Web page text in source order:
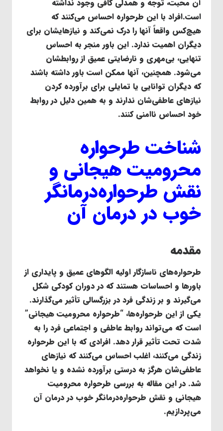
آن محبت، توجه و همدلی کافی وجود نداشته
است.افراد با این طرحواره احساس می‌کنند که
هیچ‌کس واقعاً آنها را درک نمی‌کند و نیازهایشان برای
دیگران اهمیت ندارد. این باور منجر به احساس
تنهایی، بی‌مهری و نارضایتی عمیق از روابطشان
می‌شود. همچنین، آنها ممکن است باور داشته باشند
که دیگران توانایی یا تمایلی برای برآورده کردن
نیازهای عاطفی‌شان ندارند و به همین دلیل در روابط
خود احساس ناامنی کنند.
شناخت طرحواره
محرومیت هیجانی و
نقش طرحواره‌درمانگر
خوب در درمان آن
مقدمه
طرحواره‌های ناسازگار اولیه الگوهای عمیق و پایداری از
باورها و احساسات هستند که در دوران کودکی شکل
می‌گیرند و بر زندگی فرد در بزرگسالی تأثیر می‌گذارند.
یکی از این طرحواره‌ها، “طرحواره محرومیت هیجانی”
است که می‌تواند روابط عاطفی و اجتماعی فرد را به
شدت تحت تأثیر قرار دهد. افرادی که با این طرحواره
زندگی می‌کنند، اغلب احساس می‌کنند که نیازهای
عاطفی‌شان هرگز به درستی برآورده نشده و یا نخواهد
شد. در این مقاله به بررسی طرحواره محرومیت
هیجانی و نقش طرحواره‌درمانگر خوب در درمان آن
می‌پردازیم.